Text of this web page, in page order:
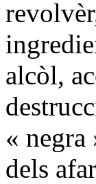
alcòl,
«
dels